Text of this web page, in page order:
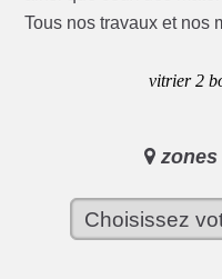
Tous nos travaux et nos
vitrier 2
zones